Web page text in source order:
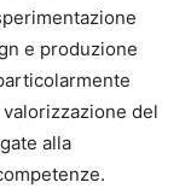
e produzione
del
alla